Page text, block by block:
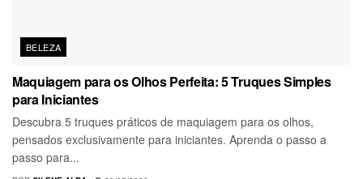
BELEZA
Maquiagem para os Olhos Perfeita: 5 Truques Simples
para Iniciantes
Descubra 5 truques práticos de maquiagem para os olhos,
pensados exclusivamente para iniciantes. Aprenda o passo a
passo para...